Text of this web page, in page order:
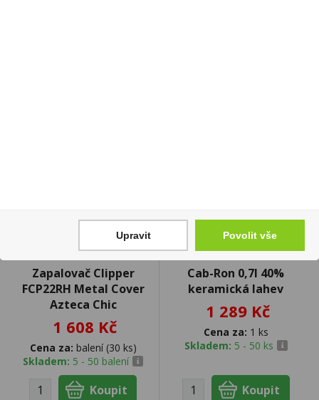
Zapalovač Clipper
FCP22RH Metal Cover
Azteca Chic
1 608 Kč
Cena za: balení (30 ks)
Skladem: 5 - 50 balení
Cab-Ron 0,7l 40%
keramická lahev
1 289 Kč
Cena za: 1 ks
Skladem: 5 - 50 ks
Upravit Povolit vše